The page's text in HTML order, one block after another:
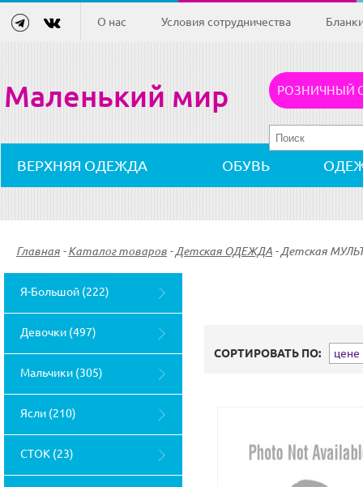
О нас Условия сотрудничества
Маленький мир РОЗНИЧНЫЙ
ВЕРХНЯЯ ОДЕЖДА ОБУВЬ
Главная - Каталог товаров - Детская ОДЕЖДА - Детская
Я-Большой (222)
Девочки (497)
Мальчики (305)
Ясли (210)
СТОК (23)
СОРТИРОВАТЬ ПО: цене